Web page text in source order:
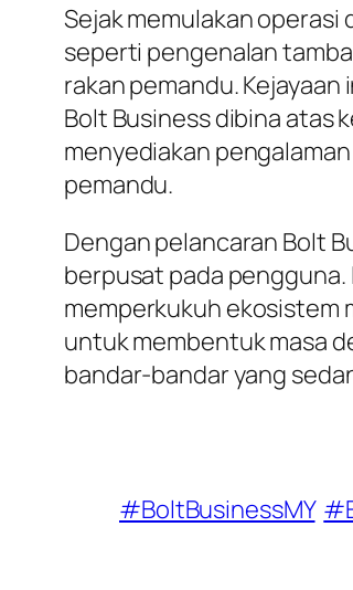
Sejak memulakan operasi
seperti pengenalan
rakan pemandu.
Bolt Business dibina atas
menyediakan
pemandu.
Dengan pelancaran Bolt
berpusat pada pengguna.
memperkukuh ekosistem
untuk membentuk masa
bandar-bandar yang
#BoltBusinessMY